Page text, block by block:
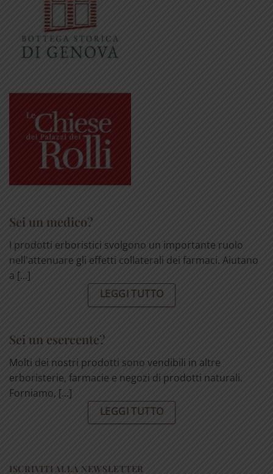
Sei un medico?
I prodotti erboristici svolgono un importante ruolo
nell'attenuare gli effetti collaterali dei farmaci. Aiutano
a [...]
LEGGI TUTTO
Sei un esercente?
Molti dei nostri prodotti sono vendibili in altre
erboristerie, farmacie e negozi di prodotti naturali.
Forniamo, [...]
LEGGI TUTTO
ISCRIVITI ALLA NEWSLETTER